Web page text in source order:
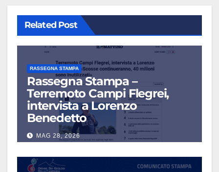
Related Post
RASSEGNA STAMPA
Rassegna Stampa –
Terremoto Campi Flegrei,
intervista a Lorenzo
Benedetto
MAG 28, 2026